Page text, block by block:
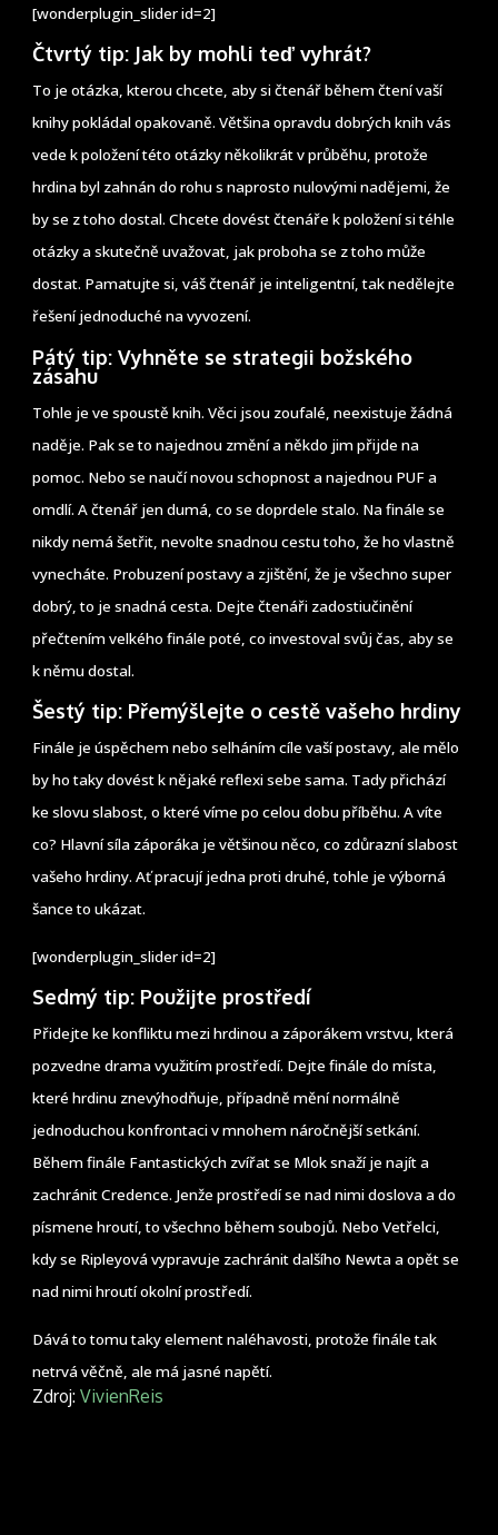
[wonderplugin_slider id=2]
Čtvrtý tip: Jak by mohli teď vyhrát?
To je otázka, kterou chcete, aby si čtenář během čtení vaší
knihy pokládal opakovaně. Většina opravdu dobrých knih vás
vede k položení této otázky několikrát v průběhu, protože
hrdina byl zahnán do rohu s naprosto nulovými nadějemi, že
by se z toho dostal. Chcete dovést čtenáře k položení si téhle
otázky a skutečně uvažovat, jak proboha se z toho může
dostat. Pamatujte si, váš čtenář je inteligentní, tak nedělejte
řešení jednoduché na vyvození.
Pátý tip: Vyhněte se strategii božského
zásahu
Tohle je ve spoustě knih. Věci jsou zoufalé, neexistuje žádná
naděje. Pak se to najednou změní a někdo jim přijde na
pomoc. Nebo se naučí novou schopnost a najednou PUF a
omdlí. A čtenář jen dumá, co se doprdele stalo. Na finále se
nikdy nemá šetřit, nevolte snadnou cestu toho, že ho vlastně
vynecháte. Probuzení postavy a zjištění, že je všechno super
dobrý, to je snadná cesta. Dejte čtenáři zadostiučinění
přečtením velkého finále poté, co investoval svůj čas, aby se
k němu dostal.
Šestý tip: Přemýšlejte o cestě vašeho hrdiny
Finále je úspěchem nebo selháním cíle vaší postavy, ale mělo
by ho taky dovést k nějaké reflexi sebe sama. Tady přichází
ke slovu slabost, o které víme po celou dobu příběhu. A víte
co? Hlavní síla záporáka je většinou něco, co zdůrazní slabost
vašeho hrdiny. Ať pracují jedna proti druhé, tohle je výborná
šance to ukázat.
[wonderplugin_slider id=2]
Sedmý tip: Použijte prostředí
Přidejte ke konfliktu mezi hrdinou a záporákem vrstvu, která
pozvedne drama využitím prostředí. Dejte finále do místa,
které hrdinu znevýhodňuje, případně mění normálně
jednoduchou konfrontaci v mnohem náročnější setkání.
Během finále Fantastických zvířat se Mlok snaží je najít a
zachránit Credence. Jenže prostředí se nad nimi doslova a do
písmene hroutí, to všechno během soubojů. Nebo Vetřelci,
kdy se Ripleyová vypravuje zachránit dalšího Newta a opět se
nad nimi hroutí okolní prostředí.
Dává to tomu taky element naléhavosti, protože finále tak
netrvá věčně, ale má jasné napětí.
Zdroj:VivienReis